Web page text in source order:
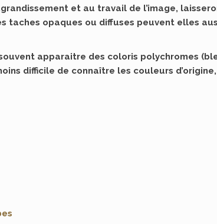
et au travail de l’image,
taches opaques ou diffuses peuvent elles
apparaitre des coloris polychromes
difficile de connaître les couleurs